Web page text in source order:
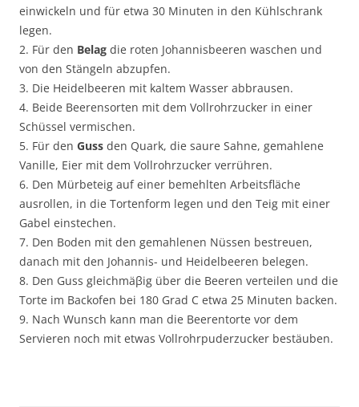
einwickeln und für etwa 30 Minuten in den Kühlschrank
legen.
2. Für den Belag die roten Johannisbeeren waschen und
von den Stängeln abzupfen.
3. Die Heidelbeeren mit kaltem Wasser abbrausen.
4. Beide Beerensorten mit dem Vollrohrzucker in einer
Schüssel vermischen.
5. Für den Guss den Quark, die saure Sahne, gemahlene
Vanille, Eier mit dem Vollrohrzucker verrühren.
6. Den Mürbeteig auf einer bemehlten Arbeitsfläche
ausrollen, in die Tortenform legen und den Teig mit einer
Gabel einstechen.
7. Den Boden mit den gemahlenen Nüssen bestreuen,
danach mit den Johannis- und Heidelbeeren belegen.
8. Den Guss gleichmäβig über die Beeren verteilen und die
Torte im Backofen bei 180 Grad C etwa 25 Minuten backen.
9. Nach Wunsch kann man die Beerentorte vor dem
Servieren noch mit etwas Vollrohrpuderzucker bestäuben.